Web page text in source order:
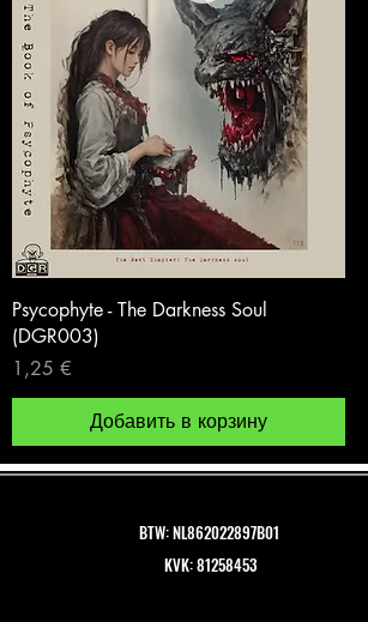
Psycophyte - The Darkness Soul
(DGR003)
Цена
1,25 €
Добавить в корзину
BTW: NL862022897B01
KVK: 81258453